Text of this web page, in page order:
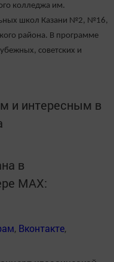
колледжа им.
школ Казани №2, №16,
района. В программе
советских и
и интересным в
в
MАХ:
, Вконтакте,